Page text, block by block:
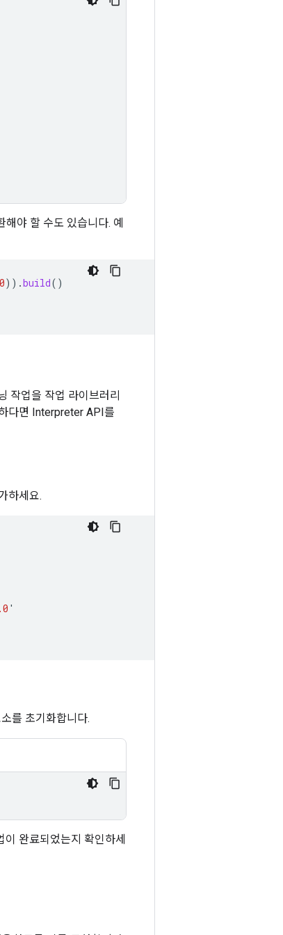
야 할 수도 있습니다. 예
)).build()
작업을 작업 라이브러리
다면 Interpreter API를
하세요.
'
를 초기화합니다.
이 완료되었는지 확인하세